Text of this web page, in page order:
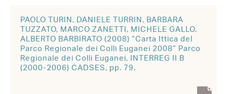
PAOLO TURIN, DANIELE TURRIN, BARBARA
TUZZATO, MARCO ZANETTI, MICHELE GALLO,
ALBERTO BARBIRATO (2008) “Carta Ittica del
Parco Regionale dei Colli Euganei 2008” Parco
Regionale dei Colli Euganei, INTERREG II B
(2000-2006) CADSES, pp. 79.